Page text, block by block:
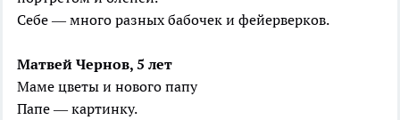
Себе — много разных бабочек и фейерверков.
Матвей Чернов, 5 лет
Маме цветы и нового папу
Папе — картинку.